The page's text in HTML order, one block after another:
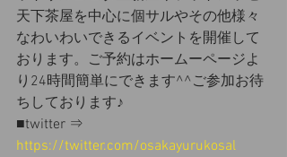
天下茶屋を中心に個サルやその他様々
なわいわいできるイベントを開催して
おります。ご予約はホームーページよ
り24時間簡単にできます^^ご参加お待
ちしております♪
■twitter ⇒
https://twitter.com/osakayurukosal